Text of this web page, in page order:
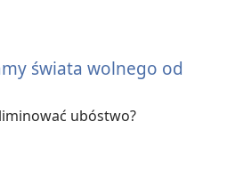
świata wolnego od
ubóstwo?